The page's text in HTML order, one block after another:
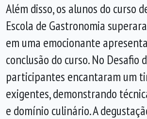
Além disso, os alunos do curso
Escola de Gastronomia
em uma emocionante
conclusão do curso. No Desafio
participantes encantaram um
exigentes, demonstrando
e domínio culinário. A